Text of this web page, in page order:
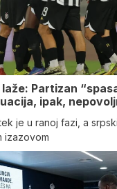
laže: Partizan
ipak,
je u ranoj fazi, a
izazovom